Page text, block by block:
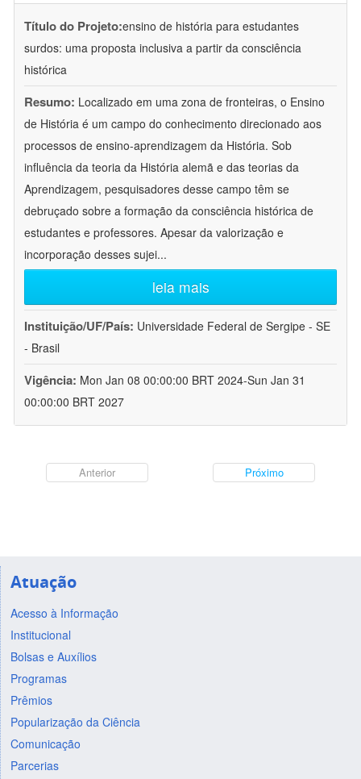
Título do Projeto:ensino de história para estudantes
surdos: uma proposta inclusiva a partir da consciência
histórica
Resumo: Localizado em uma zona de fronteiras, o Ensino
de História é um campo do conhecimento direcionado aos
processos de ensino-aprendizagem da História. Sob
influência da teoria da História alemã e das teorias da
Aprendizagem, pesquisadores desse campo têm se
debruçado sobre a formação da consciência histórica de
estudantes e professores. Apesar da valorização e
incorporação desses sujei...
leia mais
Instituição/UF/País: Universidade Federal de Sergipe - SE
- Brasil
Vigência: Mon Jan 08 00:00:00 BRT 2024-Sun Jan 31
00:00:00 BRT 2027
Anterior Próximo
Atuação
Acesso à Informação
Institucional
Bolsas e Auxílios
Programas
Prêmios
Popularização da Ciência
Comunicação
Parcerias